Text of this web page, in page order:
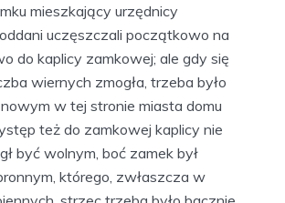
mieszkający urzędnicy
uczęszczali początkowo na
do kaplicy zamkowej; ale gdy się
wiernych zmogła, trzeba było
w tej stronie miasta domu
też do zamkowej kaplicy nie
być wolnym, boć zamek był
którego, zwłaszcza w